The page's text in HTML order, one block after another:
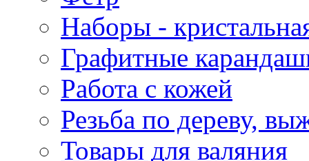
Наборы -
Графитные
Работа с кожей
Резьба по дереву,
Товары для валяния